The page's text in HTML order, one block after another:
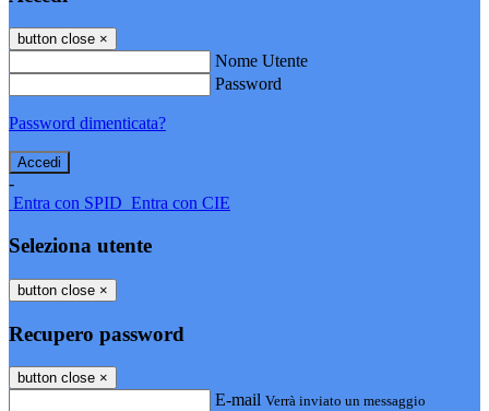
button close ×
Nome Utente
Password
Password dimenticata?
-
Entra con SPID Entra con CIE
Seleziona utente
button close ×
Recupero password
button close ×
E-mail Verrà inviato un messaggio